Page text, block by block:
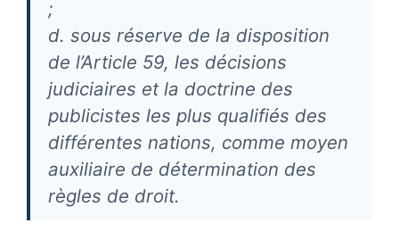
;
d. sous réserve de la disposition
de l’Article 59, les décisions
judiciaires et la doctrine des
publicistes les plus qualifiés des
différentes nations, comme moyen
auxiliaire de détermination des
règles de droit.